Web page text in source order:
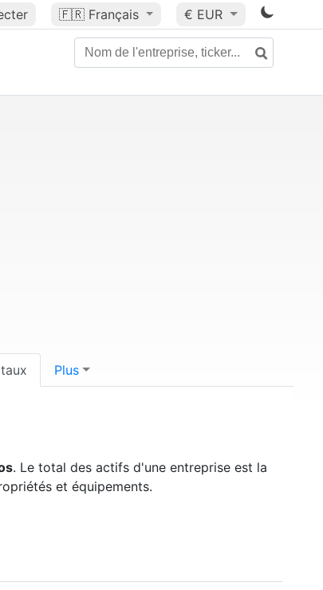
🇫🇷 Français € EUR
Plus
. Le total des actifs d'une entreprise est la
et équipements.